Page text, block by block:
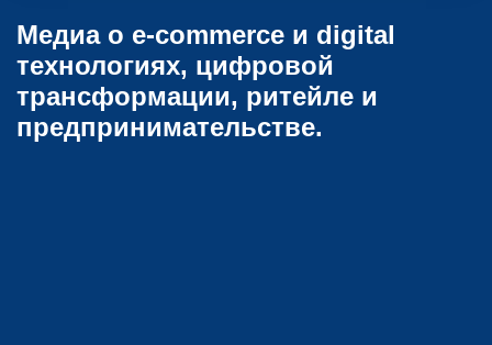
Медиа о e-commerce и digital
технологиях, цифровой
трансформации, ритейле и
предпринимательстве.